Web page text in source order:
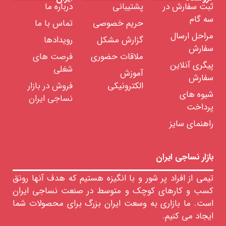
رنگرزی
ماشین
آلات
نان
وون
ماشین
آلات
کالای
خواب
قطعات
یدکی
ماشین
ابزار
تاسیسات
خدمات
مهندسی
ثبت سفارش در
سه گام
مراحل ارسال
سفارش
پیگری آنلاین
سفارش
شیوه های
پرداخت
راهنمای سایز
پشتیبانی
حریم خصوصی
گزارش مشکل
ملاقات حضوری
آموزش
الکترونیکی
درباره ما
تماس با ما
رویدادها
فرصت های
شغلی
فروش در بازار
نساجی ایران
بازار نساجی ایران
تیمی از افراد پر شور و با انگیزه هستیم که هدف آنها رونق
کسب و کارهای کوچک و متوسط در صنعت نساجی ایران
است. ما بازاری به وسعت ایران بزرگ برای محصولات شما
ایجاد می کنیم.